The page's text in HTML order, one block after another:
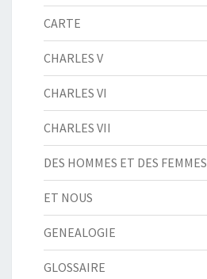
CARTE
CHARLES V
CHARLES VI
CHARLES VII
DES HOMMES ET DES FEMMES
ET NOUS
GENEALOGIE
GLOSSAIRE